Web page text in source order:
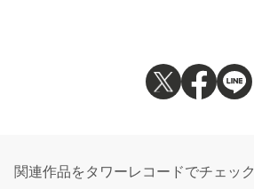
関連作品をタワーレコードでチェック